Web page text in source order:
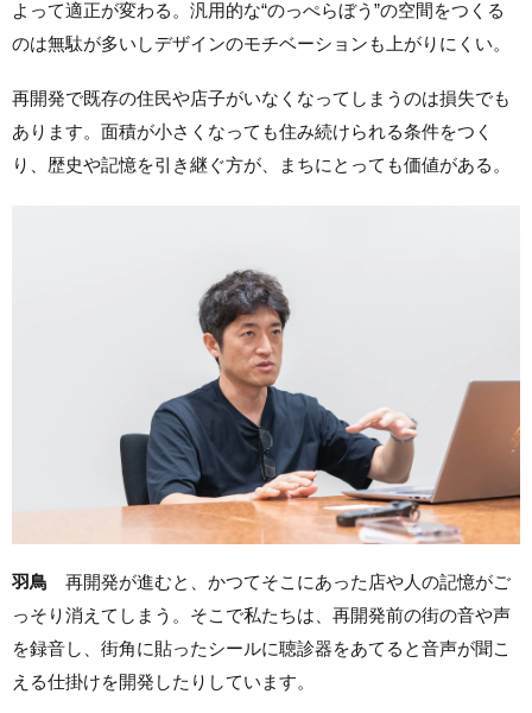
よって適正が変わる。汎用的な“のっぺらぼう”の空間をつくる
のは無駄が多いしデザインのモチベーションも上がりにくい。
再開発で既存の住民や店子がいなくなってしまうのは損失でも
あります。面積が小さくなっても住み続けられる条件をつく
り、歴史や記憶を引き継ぐ方が、まちにとっても価値がある。
羽鳥 再開発が進むと、かつてそこにあった店や人の記憶がご
っそり消えてしまう。そこで私たちは、再開発前の街の音や声
を録音し、街角に貼ったシールに聴診器をあてると音声が聞こ
える仕掛けを開発したりしています。